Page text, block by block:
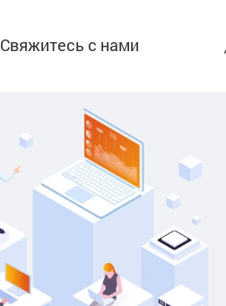
Свяжитесь с нами